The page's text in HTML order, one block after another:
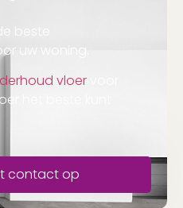
beste
uw woning.
vloer
het beste kunt
contact op